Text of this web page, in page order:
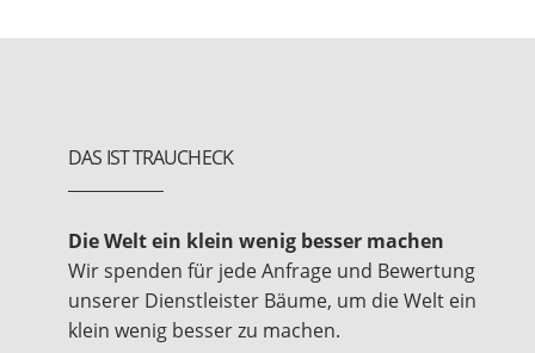
DAS IST TRAUCHECK
Die Welt ein klein wenig besser machen
Wir spenden für jede Anfrage und Bewertung
unserer Dienstleister Bäume, um die Welt ein
klein wenig besser zu machen.